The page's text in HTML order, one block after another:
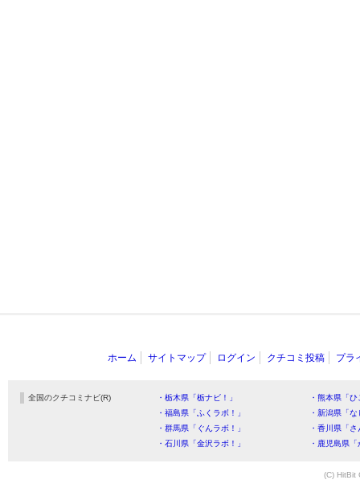
ホーム サイトマップ ログイン クチコミ投稿 プラ
全国のクチコミナビ(R) ・栃木県「栃ナビ！」
・熊本県「
・福島県「ふくラボ！」
・新潟県「
・群馬県「ぐんラボ！」
・香川県「
・石川県「金沢ラボ！」
・鹿児島県
(C) HitBit